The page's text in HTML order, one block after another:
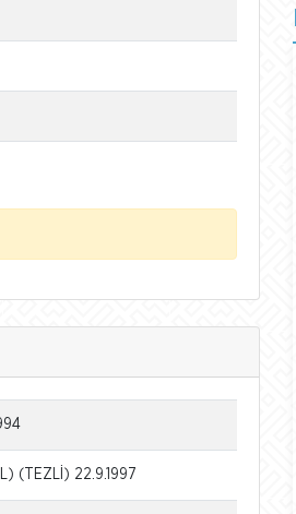
(TEZLİ) 22.9.1997